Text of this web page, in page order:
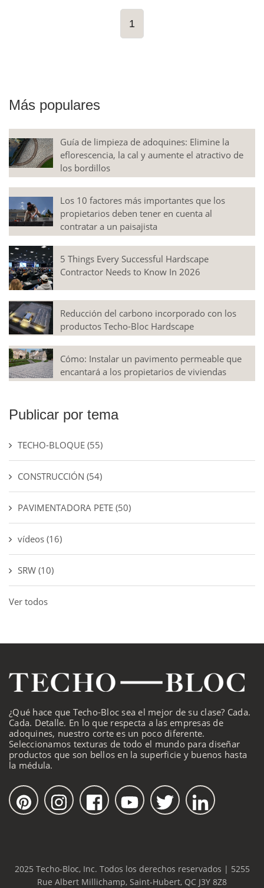
1
Más populares
Guía de limpieza de adoquines: Elimine la
eflorescencia, la cal y aumente el atractivo de
los bordillos
Los 10 factores más importantes que los
propietarios deben tener en cuenta al
contratar a un paisajista
5 Things Every Successful Hardscape
Contractor Needs to Know In 2026
Reducción del carbono incorporado con los
productos Techo-Bloc Hardscape
Cómo: Instalar un pavimento permeable que
encantará a los propietarios de viviendas
Publicar por tema
TECHO-BLOQUE (55)
CONSTRUCCIÓN (54)
PAVIMENTADORA PETE (50)
vídeos (16)
SRW (10)
Ver todos
¿Qué hace que Techo-Bloc sea el mejor de su clase? Cada.
Cada. Detalle. En lo que respecta a las empresas de
adoquines, nuestro corte es un poco diferente.
Seleccionamos texturas de todo el mundo para diseñar
productos que son bellos en la superficie y buenos hasta
la médula.
2025 Techo-Bloc, Inc. Todos los derechos reservados | 5255
Rue Albert Millichamp, Saint-Hubert, QC J3Y 8Z8